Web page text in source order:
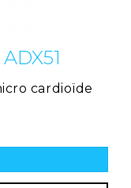
cardioïde